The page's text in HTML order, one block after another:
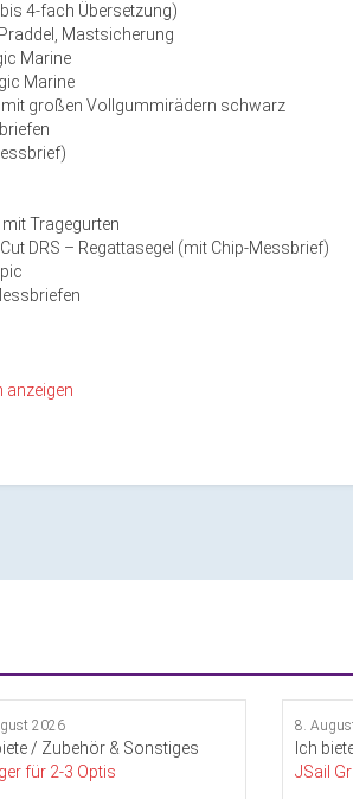
4-fach Übersetzung)
Mastsicherung
Marine
Marine
mit großen Vollgummirädern schwarz
Tragegurten
DRS – Regattasegel (mit Chip-Messbrief)
2026
/ Zubehör & Sonstiges
für 2-3 Optis
8.
Ich
JSail